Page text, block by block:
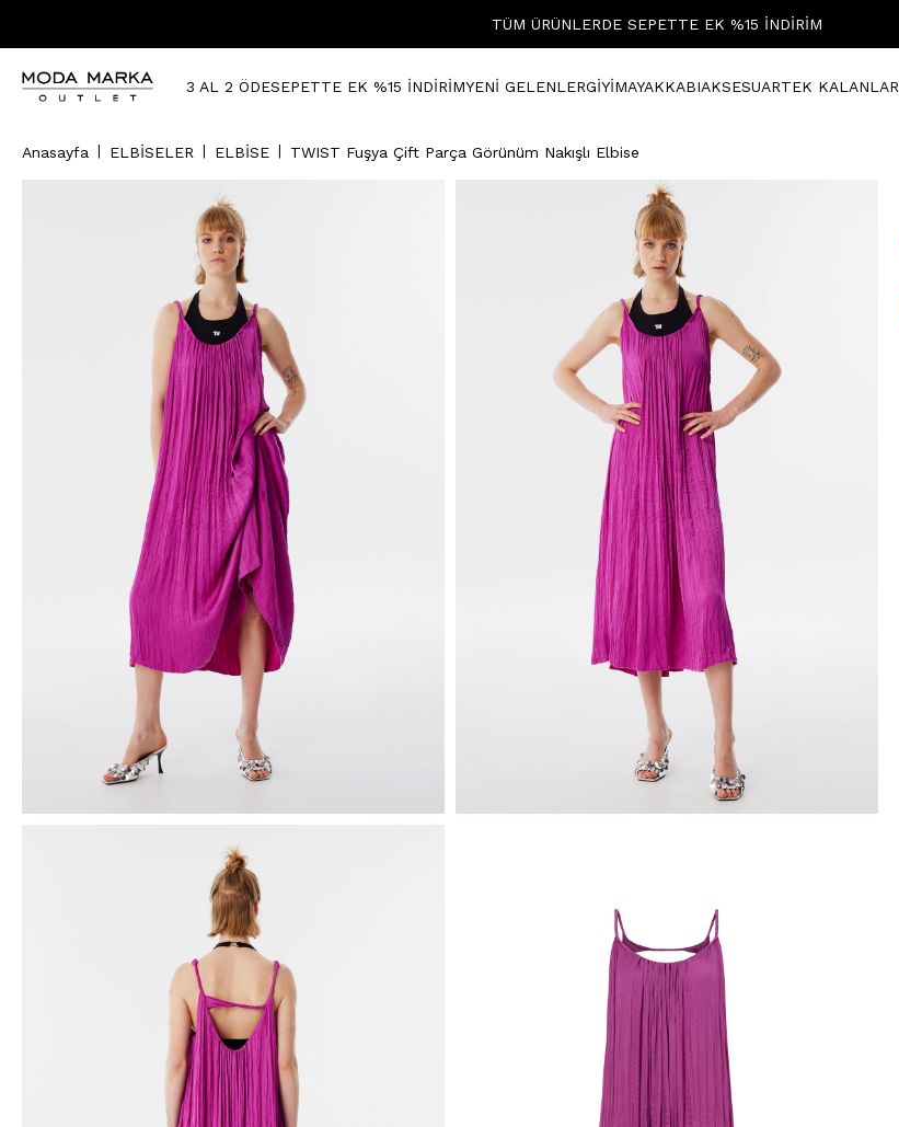
TÜM ÜRÜNLERDE SEPETTE EK %15 İNDİRİM
3 AL 2 ÖDESEPETTE EK %15 İNDİRİMYENİ GELENLERGİYİMAYAKKABIAKSESUARTEK KALANLAR
Anasayfa ELBİSELER ELBİSE TWIST Fuşya Çift Parça Görünüm Nakışlı Elbise